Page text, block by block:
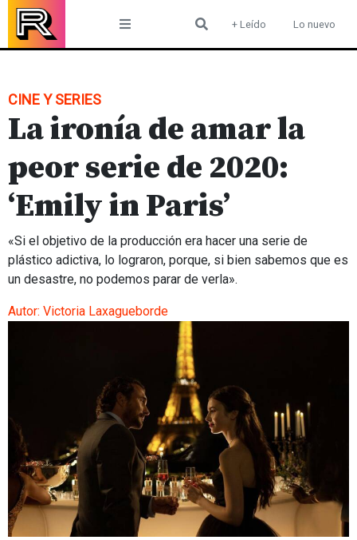
Skip
content
+ Leído Lo nuevo
CINE Y SERIES
La ironía de amar la
peor serie de 2020:
‘Emily in Paris’
«Si el objetivo de la producción era hacer una serie de
plástico adictiva, lo lograron, porque, si bien sabemos que es
un desastre, no podemos parar de verla».
Autor: Victoria Laxagueborde